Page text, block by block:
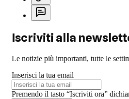
Iscriviti alla
Le notizie più importanti, tutte le
Inserisci la tua email
Premendo il tasto “Iscriviti ora”